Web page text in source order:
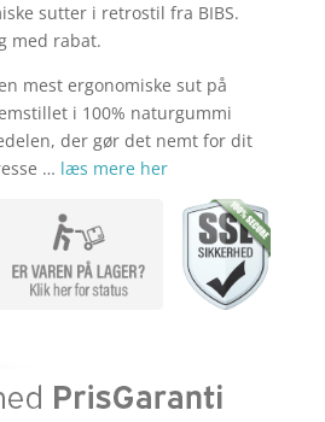
pris
var:
kr.
aktuelle
pris
er:
kr.
sutter i retrostil fra BIBS.
med rabat.
mest ergonomiske sut på
i 100% naturgummi
der gør det nemt for dit
… læs mere her